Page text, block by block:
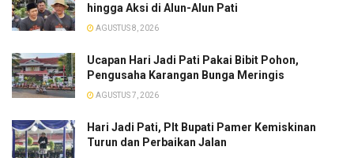
hingga Aksi di Alun-Alun Pati
AGUSTUS 8, 2026
​Ucapan Hari Jadi Pati Pakai Bibit Pohon,
Pengusaha Karangan Bunga Meringis
AGUSTUS 7, 2026
​Hari Jadi Pati, Plt Bupati Pamer Kemiskinan
Turun dan Perbaikan Jalan